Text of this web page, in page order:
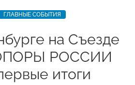
ГЛАВНЫЕ СОБЫТИЯ
на Съезде
РОССИИ
итоги